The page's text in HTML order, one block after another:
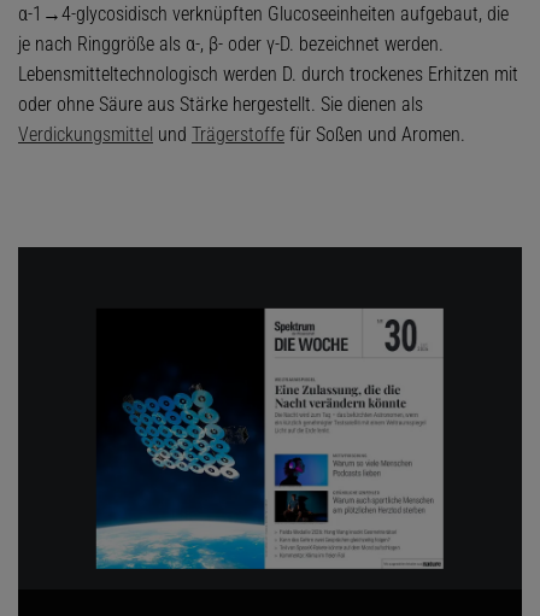
α-1→4-glycosidisch verknüpften Glucoseeinheiten aufgebaut, die
je nach Ringgröße als α-, β- oder γ-D. bezeichnet werden.
Lebensmitteltechnologisch werden D. durch trockenes Erhitzen mit
oder ohne Säure aus Stärke hergestellt. Sie dienen als
Verdickungsmittel und Trägerstoffe für Soßen und Aromen.